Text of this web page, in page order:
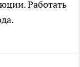
Работать